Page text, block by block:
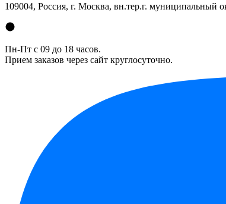
109004, Россия, г. Москва, вн.тер.г. муниципальный
Пн-Пт с 09 до 18 часов.
Прием заказов через сайт круглосуточно.